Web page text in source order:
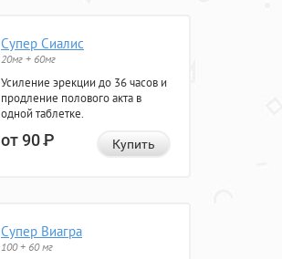
Супер Сиалис
20мг + 60мг
Усиление эрекции до 36 часов и
продление полового акта в
одной таблетке.
от 90Р Купить
Супер Виагра
100 + 60 мг